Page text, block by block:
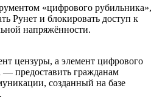
«цифрового рубильника»,
Рунет и блокировать доступ к
напряжённости.
цензуры, а элемент цифрового
— предоставить гражданам
созданный на базе